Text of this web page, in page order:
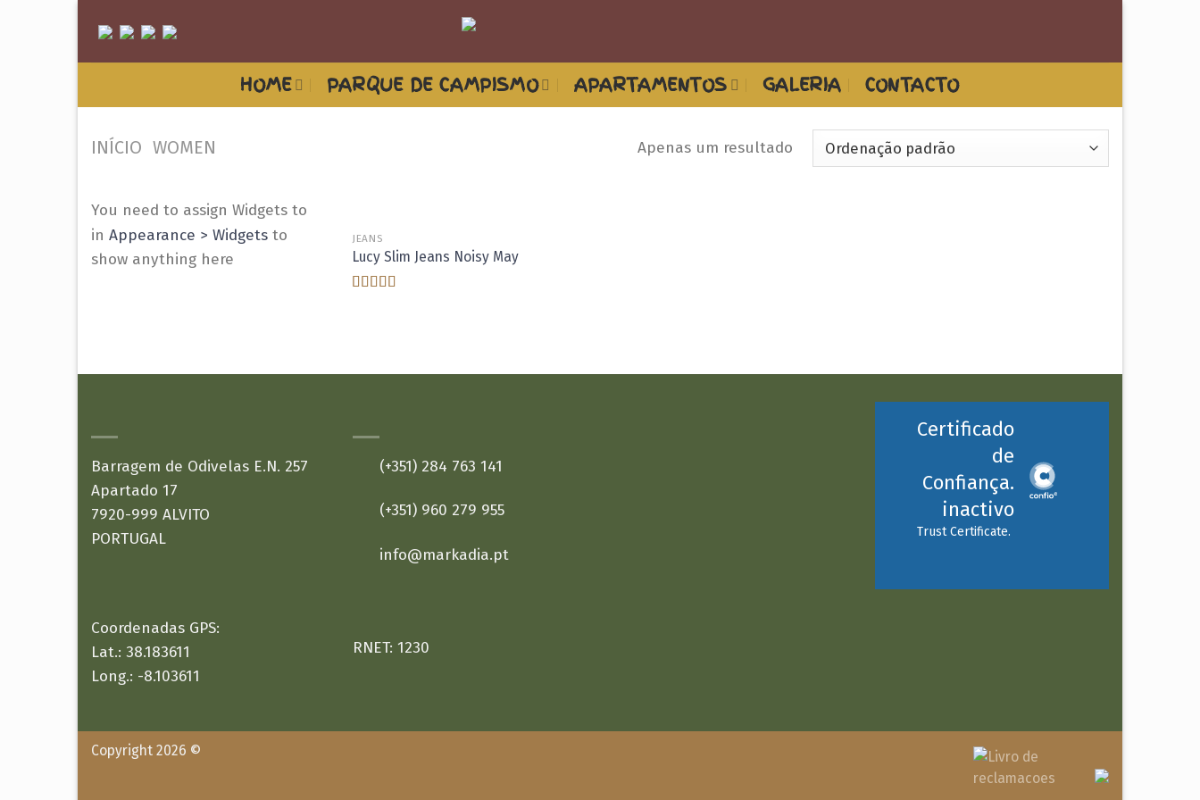
content
HOME PARQUE DE CAMPISMO APARTAMENTOS GALERIA CONTACTO
INÍCIO WOMEN Apenas um resultado
You need to assign Widgets to
in Appearance > Widgets to
show anything here
JEANS
Lucy Slim Jeans Noisy May
Barragem de Odivelas E.N. 257
Apartado 17
7920-999 ALVITO
PORTUGAL
Coordenadas GPS:
Lat.: 38.183611
Long.: -8.103611
(+351) 284 763 141
(+351) 960 279 955
info@markadia.pt
RNET: 1230
Certificado
de
Confiança.
inactivo
Trust Certificate.
Copyright 2026 ©